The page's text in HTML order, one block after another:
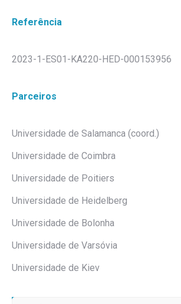
Referência
2023-1-ES01-KA220-HED-000153956
Parceiros
Universidade de Salamanca (coord.)
Universidade de Coimbra
Universidade de Poitiers
Universidade de Heidelberg
Universidade de Bolonha
Universidade de Varsóvia
Universidade de Kiev